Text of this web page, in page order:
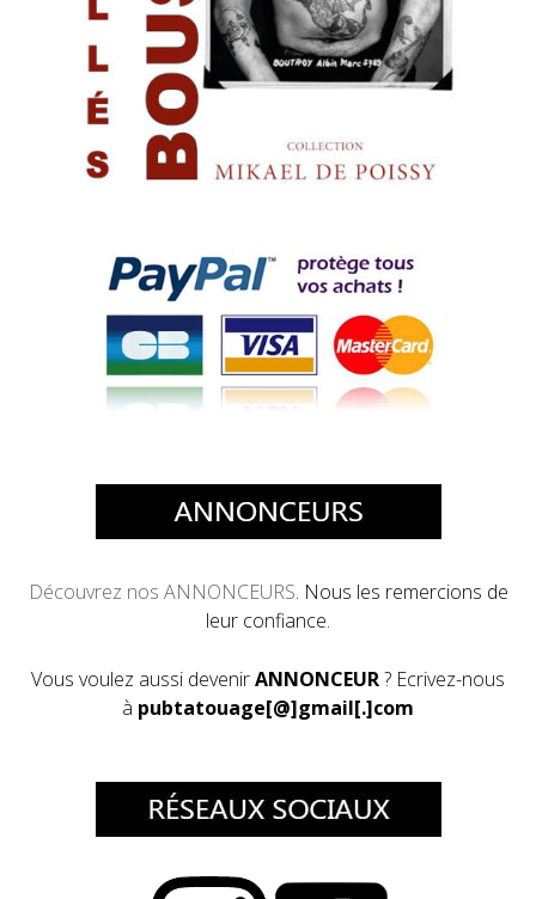
Découvrez nos ANNONCEURS. Nous les remercions de
leur confiance.
Vous voulez aussi devenirANNONCEUR? Ecrivez-nous
à pubtatouage[@]gmail[.]com